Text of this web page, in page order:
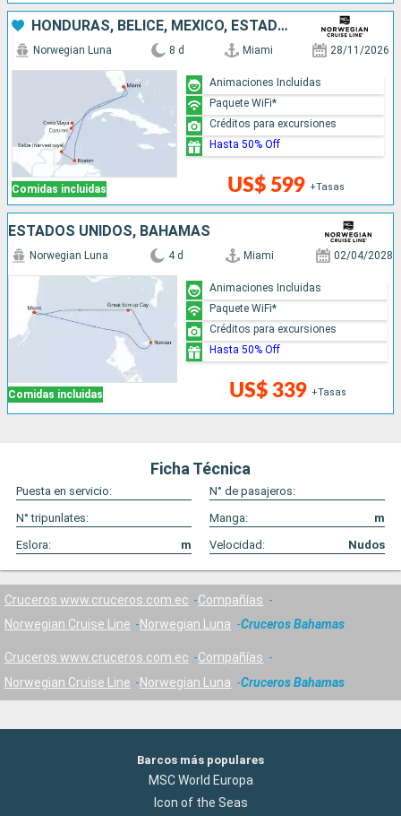
HONDURAS, BELICE, MÉXICO, ESTADOS UNIDOS
Comidas incluidas
Norwegian Luna 8 d Miami 28/11/2026
US$ 599 +Tasas
Animaciones Incluidas
Paquete WiFi*
Créditos para excursiones
Hasta 50% Off
ESTADOS UNIDOS, BAHAMAS
Comidas incluidas
Norwegian Luna 4 d Miami 02/04/2028
US$ 339 +Tasas
Animaciones Incluidas
Paquete WiFi*
Créditos para excursiones
Hasta 50% Off
Ficha Técnica
Puesta en servicio:
N° de pasajeros:
N° tripunlates:
Manga:
m
Eslora:
m Velocidad: Nudos
Cruceros www.cruceros.com.ec
Compañías
Norwegian Cruise Line
Norwegian Luna Cruceros Bahamas
Cruceros www.cruceros.com.ec
Compañías
Norwegian Cruise Line
Norwegian Luna Cruceros Bahamas
Barcos más populares
MSC World Europa
Icon of the Seas